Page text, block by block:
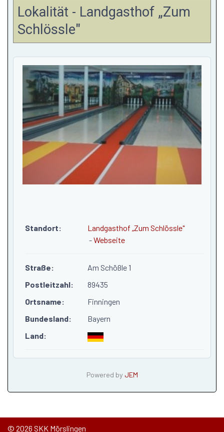
Lokalität - Landgasthof „Zum
Schlössle"
Standort:
Landgasthof „Zum Schlössle"
-Webseite
Straße:
Am Schößle 1
Postleitzahl:
89435
Ortsname:
Finningen
Bundesland:
Bayern
Land:
Powered by JEM
© 2026 SKK Mörslingen